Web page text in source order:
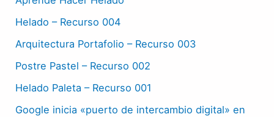
Helado – Recurso 004
Arquitectura Portafolio – Recurso 003
Postre Pastel – Recurso 002
Helado Paleta – Recurso 001
Google inicia «puerto de intercambio digital» en